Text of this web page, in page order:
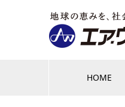
HOME